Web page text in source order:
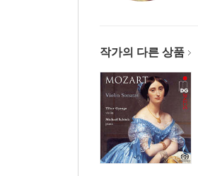
작가의 다른 상품